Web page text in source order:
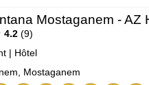
Mostaganem - AZ
4.2 9
| Hôtel
Mostaganem